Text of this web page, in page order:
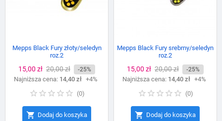
Mepps Black Fury złoty/seledyn
roz.2
Cena
15,00 zł Cena
podstawowa
20,00 zł -25%
Najniższa cena: 14,40 zł +4%
(0)
 Dodaj do koszyka
Mepps Black Fury srebrny/seledyn
roz.2
Cena
15,00 zł Cena
podstawowa
20,00 zł -25%
Najniższa cena: 14,40 zł +4%
(0)
 Dodaj do koszyka